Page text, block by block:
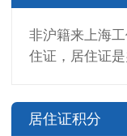
非沪籍来上海
住证，居住证
居住证积分